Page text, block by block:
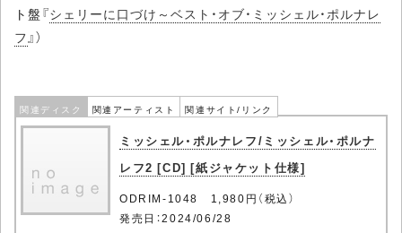
ト盤『シェリーに口づけ～ベスト・オブ・ミッシェル・ポルナレ
フ』）
関連ディスク 関連アーティスト 関連サイト/リンク
ミッシェル・ポルナレフ/ミッシェル・ポルナ
レフ2 [CD] [紙ジャケット仕様]
ODRIM-1048 1,980円（税込）
発売日：2024/06/28